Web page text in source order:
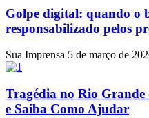
Golpe digital: quando o
responsabilizado pelos
Sua Imprensa 5 de março de
Tragédia no Rio Grande
e Saiba Como Ajudar